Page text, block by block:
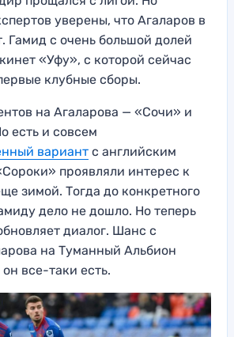
уверены, что Агаларов в
Гамид с очень большой долей
«Уфу», с которой сейчас
клубные сборы.
на Агаларова — «Сочи» и
есть и совсем
вариант с английским
проявляли интерес к
зимой. Тогда до конкретного
дело не дошло. Но теперь
диалог. Шанс с
на Туманный Альбион
все-таки есть.